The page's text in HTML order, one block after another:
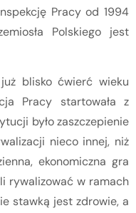
Pracy od 1994
Polskiego jest
już blisko ćwierć wieku
Pracy startowała z
było zaszczepienie
nieco innej, niż
ekonomiczna gra
rywalizować w ramach
stawką jest zdrowie, a